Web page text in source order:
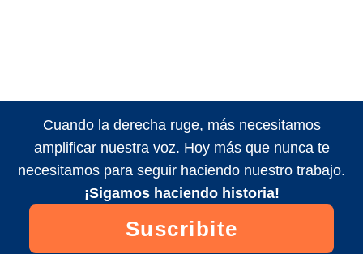
Cuando la derecha ruge, más necesitamos
amplificar nuestra voz. Hoy más que nunca te
necesitamos para seguir haciendo nuestro trabajo.
¡Sigamos haciendo historia!
Suscribite